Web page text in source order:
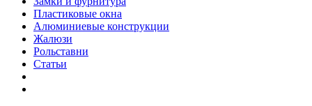
Пластиковые окна
Алюминиевые конструкции
Жалюзи
Рольставни
Статьи